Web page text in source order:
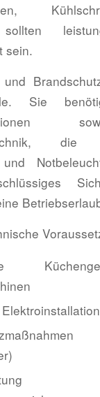
sollten
sein.
Sie
die